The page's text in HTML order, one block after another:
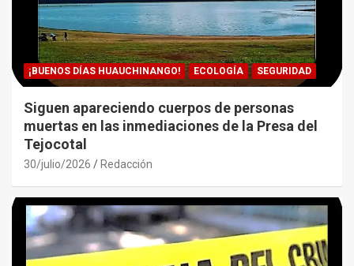
¡BUENOS DÍAS HUAUCHINANGO! ECOLOGÍA SEGURIDAD
Siguen apareciendo cuerpos de personas
muertas en las inmediaciones de la Presa del
Tejocotal
30/julio/2026 Redacción